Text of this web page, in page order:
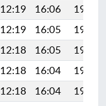
12:19 16:06
19:13
12:19 16:05
19:12
12:18 16:05
19:11
12:18 16:04
19:09
12:18 16:04
19:08